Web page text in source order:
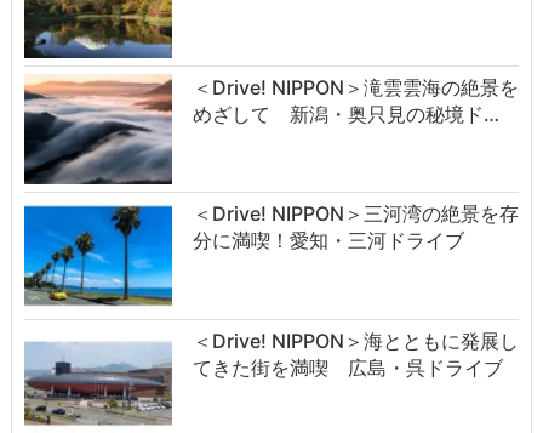
＜Drive! NIPPON＞滝雲雲海の絶景を
めざして 新潟・奥只見の秘境ド…
＜Drive! NIPPON＞三河湾の絶景を存
分に満喫！愛知・三河ドライブ
＜Drive! NIPPON＞海とともに発展し
てきた街を満喫 広島・呉ドライブ